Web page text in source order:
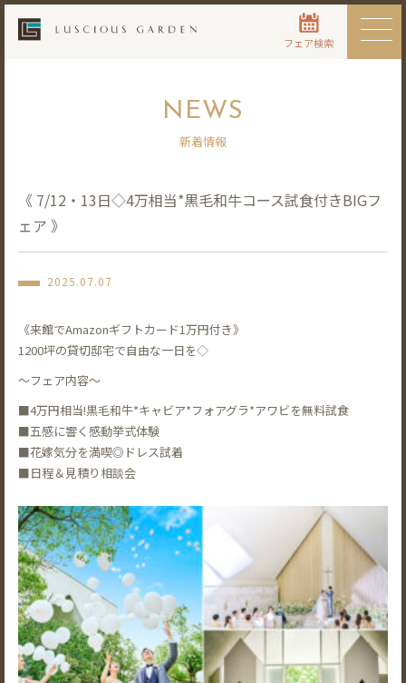
フェア検索
NEWS
新着情報
《 7/12・13日◇4万相当*黒毛和牛コース試食付きBIGフ
ェア 》
2025.07.07
《来館でAmazonギフトカード1万円付き》
1200坪の貸切邸宅で自由な一日を◇
〜フェア内容〜
■4万円相当!黒毛和牛*キャビア*フォアグラ*アワビを無料試食
■五感に響く感動挙式体験
■花嫁気分を満喫◎ドレス試着
■日程＆見積り相談会